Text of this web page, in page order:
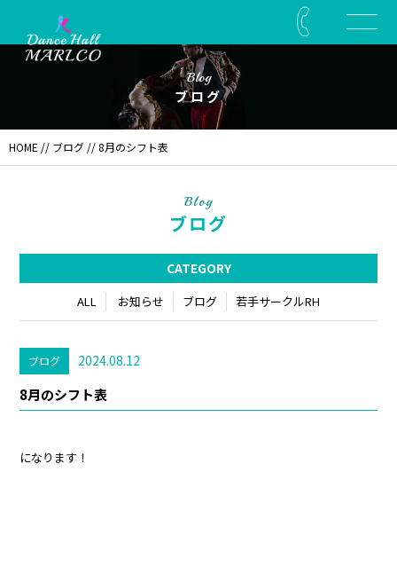
Blog
ブログ
HOME // ブログ // 8月のシフト表
Blog
ブログ
CATEGORY
ALL お知らせ ブログ 若手サークルRH
ブログ 2024.08.12
8月のシフト表
になります！